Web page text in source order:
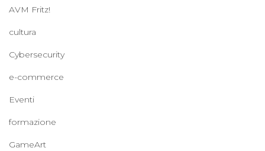
AVM Fritz!
cultura
Cybersecurity
e-commerce
Eventi
formazione
GameArt